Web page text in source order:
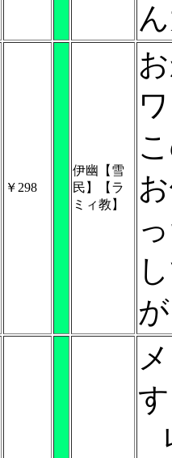
￥298
伊幽【雪
民】【ラ
ミィ教】